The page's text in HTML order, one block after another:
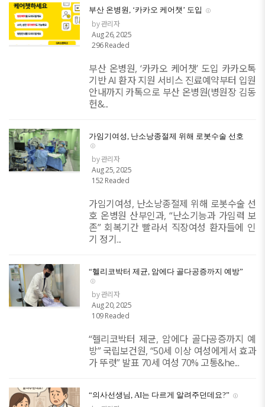
부산 온병원, ‘카카오 케어챗’ 도입
by 관리자
Aug 26, 2025
296 Readed
부산 온병원, ‘카카오 케어챗’ 도입 카카오톡
기반 AI 환자 지원 서비스 진료예약부터 입원
안내까지 카톡으로 부산 온병원(병원장 김동
헌&...
가임기여성, 난소낭종절제 위해 로봇수술 선호
by 관리자
Aug 25, 2025
152 Readed
가임기여성, 난소낭종절제 위해 로봇수술 선
호 온병원 산부인과, “난소기능과 가임력 보
존” 회복기간 빨라서 직장여성 환자들에 인
기 정기...
“헬리코박터 제균, 암에다 골다공증까지 예방”
by 관리자
Aug 20, 2025
109 Readed
“헬리코박터 제균, 암에다 골다공증까지 예
방” 국립보건원, “50세 이상 여성에게서 효과
가 뚜렷” 발표 70세 여성 70% 고통&he...
“의사선생님, AI는 다르게 알려주던데요?”